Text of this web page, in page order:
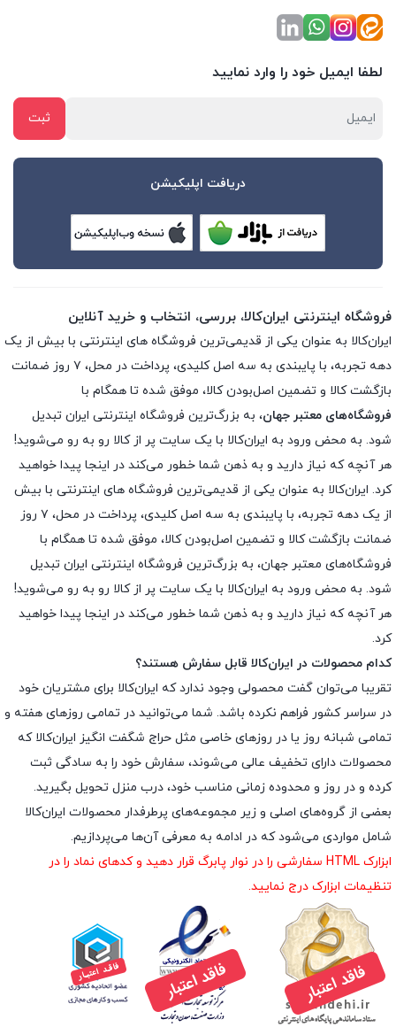
لطفا ایمیل خود را وارد نمایید
دریافت اپلیکیشن
فروشگاه اینترنتی ایران‌کالا، بررسی، انتخاب و خرید آنلاین
ایران‌کالا به عنوان یکی از قدیمی‌ترین فروشگاه های اینترنتی با بیش از یک
دهه تجربه، با پایبندی به سه اصل کلیدی، پرداخت در محل، ۷ روز ضمانت
بازگشت کالا و تضمین اصل‌بودن کالا، موفق شده تا همگام با
فروشگاه‌های معتبر جهان، به بزرگ‌ترین فروشگاه اینترنتی ایران تبدیل
شود. به محض ورود به ایران‌کالا با یک سایت پر از کالا رو به رو می‌شوید!
هر آنچه که نیاز دارید و به ذهن شما خطور می‌کند در اینجا پیدا خواهید
کرد. ایران‌کالا به عنوان یکی از قدیمی‌ترین فروشگاه های اینترنتی با بیش
از یک دهه تجربه، با پایبندی به سه اصل کلیدی، پرداخت در محل، ۷ روز
ضمانت بازگشت کالا و تضمین اصل‌بودن کالا، موفق شده تا همگام با
فروشگاه‌های معتبر جهان، به بزرگ‌ترین فروشگاه اینترنتی ایران تبدیل
شود. به محض ورود به ایران‌کالا با یک سایت پر از کالا رو به رو می‌شوید!
هر آنچه که نیاز دارید و به ذهن شما خطور می‌کند در اینجا پیدا خواهید
کرد.
کدام محصولات در ایران‌کالا قابل سفارش هستند؟
تقریبا می‌توان گفت محصولی وجود ندارد که ایران‌کالا برای مشتریان خود
در سراسر کشور فراهم نکرده باشد. شما می‌توانید در تمامی روزهای هفته و
تمامی شبانه روز یا در روزهای خاصی مثل حراج شگفت انگیز ایران‌کالا که
محصولات دارای تخفیف عالی می‌شوند، سفارش خود را به سادگی ثبت
کرده و در روز و محدوده زمانی مناسب خود، درب منزل تحویل بگیرید.
بعضی از گروه‌های اصلی و زیر مجموعه‌های پرطرفدار محصولات ایران‌کالا
شامل مواردی می‌شود که در ادامه به معرفی آن‌ها می‌پردازیم.
ابزارک HTML سفارشی را در نوار پابرگ قرار دهید و کدهای نماد را در
تنظیمات ابزارک درج نمایید.